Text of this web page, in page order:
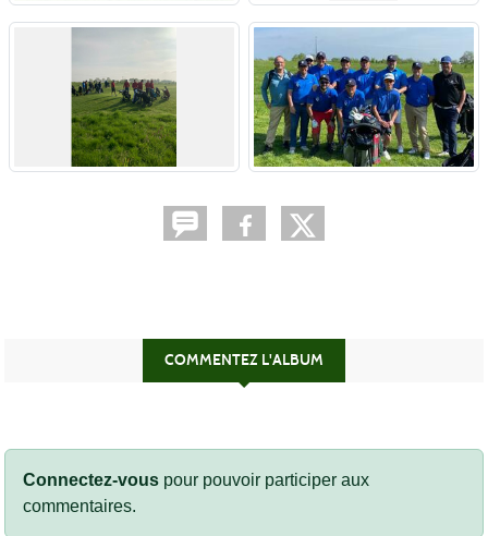
COMMENTEZ L'ALBUM
Connectez-vous pour pouvoir participer aux
commentaires.